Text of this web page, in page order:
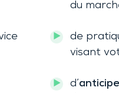
du
de
visant
d’